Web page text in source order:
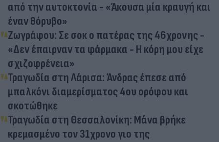
από την αυτοκτονία - «Άκουσα μία κραυγή και
έναν θόρυβο»
Ζωγράφου: Σε σοκ ο πατέρας της 46χρονης -
«Δεν έπαιρναν τα φάρμακα - Η κόρη μου είχε
σχιζοφρένεια»
Τραγωδία στη Λάρισα: Άνδρας έπεσε από
μπαλκόνι διαμερίσματος 4ου ορόφου και
σκοτώθηκε
Τραγωδία στη Θεσσαλονίκη: Μάνα βρήκε
κρεμασμένο τον 31χρονο γιο της